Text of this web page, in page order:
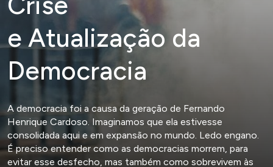
e Atualização da
Democracia
A democracia foi a causa da geração de Fernando
Henrique Cardoso. Imaginamos que ela estivesse
consolidada aqui e em expansão no mundo. Ledo engano.
É preciso entender como as democracias morrem, para
evitar esse desfecho, mas também como sobrevivem às